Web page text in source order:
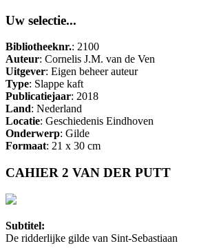
Uw selectie...
Bibliotheeknr.: 2100
Auteur: Cornelis J.M. van de Ven
Uitgever: Eigen beheer auteur
Type: Slappe kaft
Publicatiejaar: 2018
Land: Nederland
Locatie: Geschiedenis Eindhoven
Onderwerp: Gilde
Formaat: 21 x 30 cm
CAHIER 2 VAN DER PUTT
Subtitel:
De ridderlijke gilde van Sint-Sebastiaan